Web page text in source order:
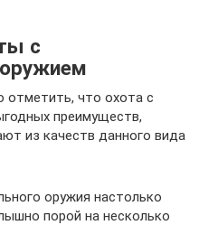
с
отметить, что охота с
преимуществ,
из качеств данного вида
оружия настолько
порой на несколько